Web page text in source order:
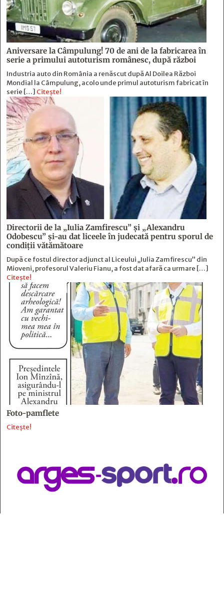
Aniversare la Câmpulung! 70 de ani de la fabricarea în
serie a primului autoturism românesc, după război
Industria auto din România a renăscut după Al Doilea Război
Mondial la Câmpulung, acolo unde primul autoturism fabricat în
serie […] Citește!
Directorii de la „Iulia Zamfirescu” și „Alexandru
Odobescu” și-au dat liceele în judecată pentru sporul de
condiții vătămătoare
După ce fostul director adjunct al Liceului „Iulia Zamfirescu” din
Mioveni, profesorul Valeriu Fianu, a fost dat afară ca urmare […]
Citește!
Foto-pamflete
Citește!